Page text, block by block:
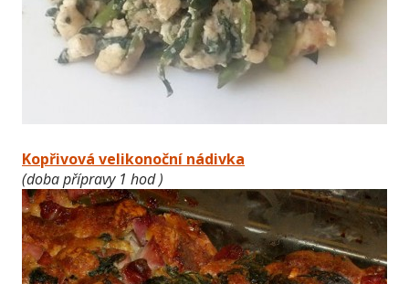
Kopřivová velikonoční nádivka
(doba přípravy 1 hod )